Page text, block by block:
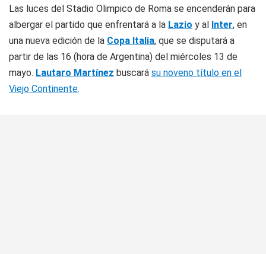
Las luces del Stadio Olimpico de Roma se encenderán para
albergar el partido que enfrentará a la Lazio y al Inter, en
una nueva edición de la Copa Italia, que se disputará a
partir de las 16 (hora de Argentina) del miércoles 13 de
mayo. Lautaro Martínez buscará su noveno título en el
Viejo Continente.